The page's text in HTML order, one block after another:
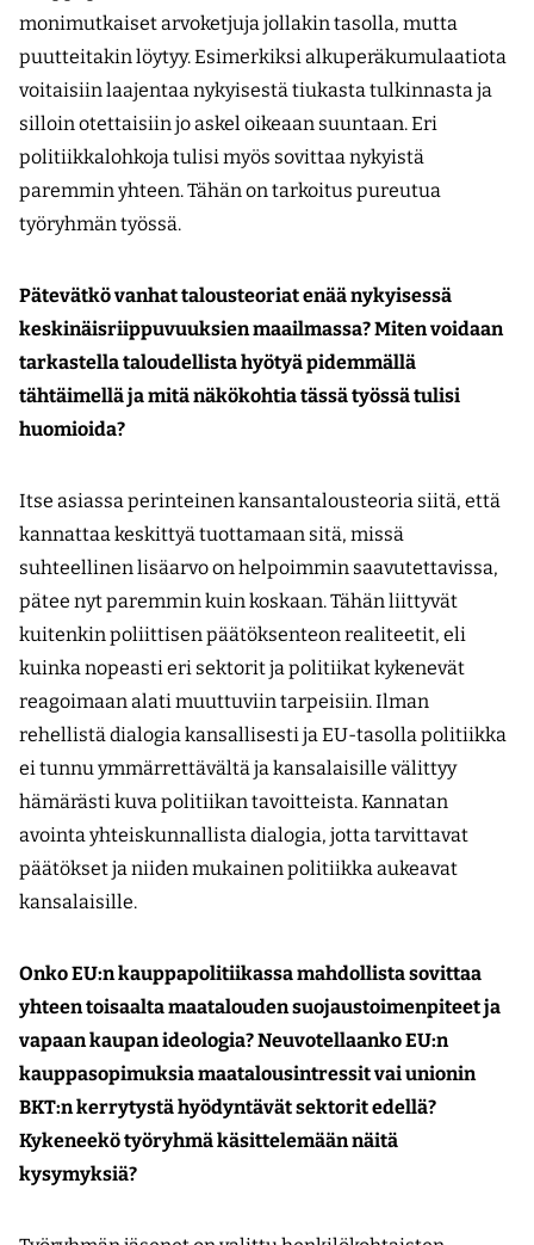
monimutkaiset arvoketjuja jollakin tasolla, mutta
puutteitakin löytyy. Esimerkiksi alkuperäkumulaatiota
voitaisiin laajentaa nykyisestä tiukasta tulkinnasta ja
silloin otettaisiin jo askel oikeaan suuntaan. Eri
politiikkalohkoja tulisi myös sovittaa nykyistä
paremmin yhteen. Tähän on tarkoitus pureutua
työryhmän työssä.
Pätevätkö vanhat talousteoriat enää nykyisessä
keskinäisriippuvuuksien maailmassa? Miten voidaan
tarkastella taloudellista hyötyä pidemmällä
tähtäimellä ja mitä näkökohtia tässä työssä tulisi
huomioida?
Itse asiassa perinteinen kansantalousteoria siitä, että
kannattaa keskittyä tuottamaan sitä, missä
suhteellinen lisäarvo on helpoimmin saavutettavissa,
pätee nyt paremmin kuin koskaan. Tähän liittyvät
kuitenkin poliittisen päätöksenteon realiteetit, eli
kuinka nopeasti eri sektorit ja politiikat kykenevät
reagoimaan alati muuttuviin tarpeisiin. Ilman
rehellistä dialogia kansallisesti ja EU-tasolla politiikka
ei tunnu ymmärrettävältä ja kansalaisille välittyy
hämärästi kuva politiikan tavoitteista. Kannatan
avointa yhteiskunnallista dialogia, jotta tarvittavat
päätökset ja niiden mukainen politiikka aukeavat
kansalaisille.
Onko EU:n kauppapolitiikassa mahdollista sovittaa
yhteen toisaalta maatalouden suojaustoimenpiteet ja
vapaan kaupan ideologia? Neuvotellaanko EU:n
kauppasopimuksia maatalousintressit vai unionin
BKT:n kerrytystä hyödyntävät sektorit edellä?
Kykeneekö työryhmä käsittelemään näitä
kysymyksiä?